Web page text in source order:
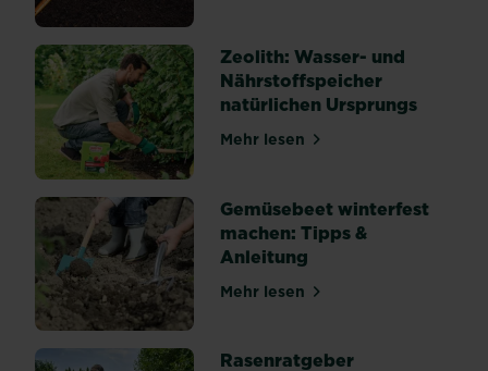
her.
In
vielen
Fällen
können
gesamte
Jungpflanzen
von
den...
Zeolith: Wasser- und
Nährstoffspeicher
natürlichen Ursprungs
Mehr lesenüber Zeolith: Wasser- und
Gemüsebeet winterfest
machen: Tipps &
Anleitung
Mehr lesenüber Gemüsebeet
Rasenratgeber